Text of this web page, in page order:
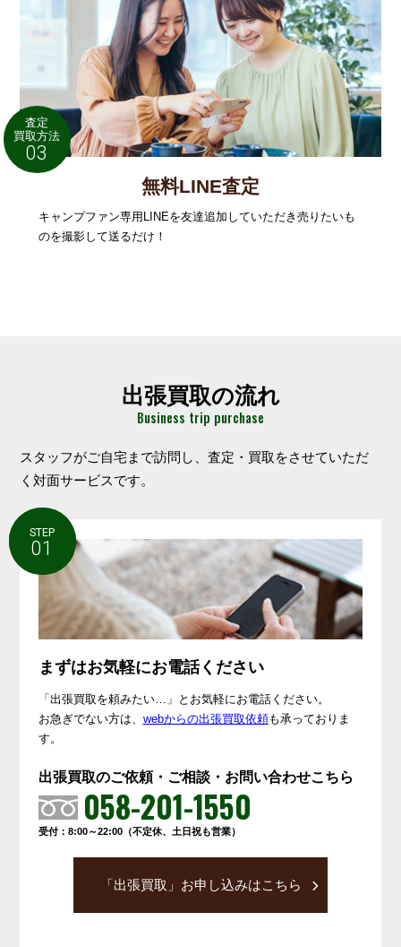
査定
買取方法
03
無料LINE査定
キャンプファン専用LINEを友達追加していただき売りたいも
のを撮影して送るだけ！
出張買取の流れ
Business trip purchase
スタッフがご自宅まで訪問し、査定・買取をさせていただ
く対面サービスです。
STEP
1
STEP
01
まずはお気軽にお電話ください
「出張買取を頼みたい…」とお気軽にお電話ください。
お急ぎでない方は、 webからの出張買取依頼も承っておりま
す。
出張買取のご依頼・ご相談・お問い合わせこちら
058-201-1550
受付：8:00～22:00（不定休、土日祝も営業）
「出張買取」お申し込みはこちら